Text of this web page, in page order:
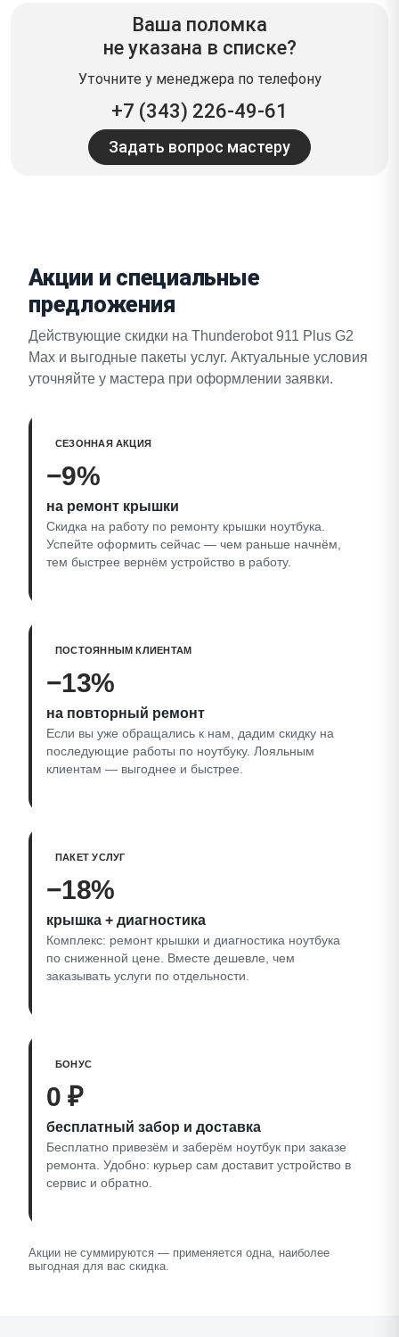
Ваша поломка
не указана в списке?
Уточните у менеджера по телефону
+7 (343) 226-49-61
Задать вопрос мастеру
Акции и специальные
предложения
Действующие скидки на Thunderobot 911 Plus G2
Max и выгодные пакеты услуг. Актуальные условия
уточняйте у мастера при оформлении заявки.
СЕЗОННАЯ АКЦИЯ
−9%
на ремонт крышки
Скидка на работу по ремонту крышки ноутбука.
Успейте оформить сейчас — чем раньше начнём,
тем быстрее вернём устройство в работу.
ПОСТОЯННЫМ КЛИЕНТАМ
−13%
на повторный ремонт
Если вы уже обращались к нам, дадим скидку на
последующие работы по ноутбуку. Лояльным
клиентам — выгоднее и быстрее.
ПАКЕТ УСЛУГ
−18%
крышка + диагностика
Комплекс: ремонт крышки и диагностика ноутбука
по сниженной цене. Вместе дешевле, чем
заказывать услуги по отдельности.
БОНУС
0 ₽
бесплатный забор и доставка
Бесплатно привезём и заберём ноутбук при заказе
ремонта. Удобно: курьер сам доставит устройство в
сервис и обратно.
Акции не суммируются — применяется одна, наиболее
выгодная для вас скидка.